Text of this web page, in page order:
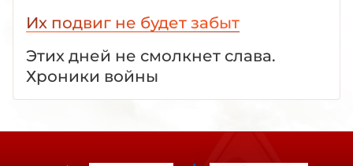
Их подвиг не будет забыт
Этих дней не смолкнет слава.
Хроники войны